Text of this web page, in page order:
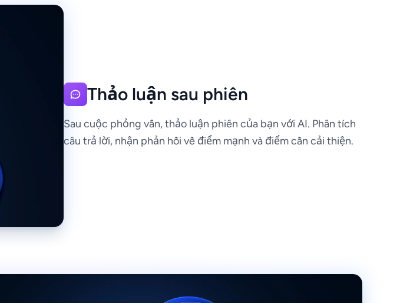
Thảo luận sau phiên
Sau cuộc phỏng vấn, thảo luận phiên của bạn với AI. Phân tích
câu trả lời, nhận phản hồi về điểm mạnh và điểm cần cải thiện.